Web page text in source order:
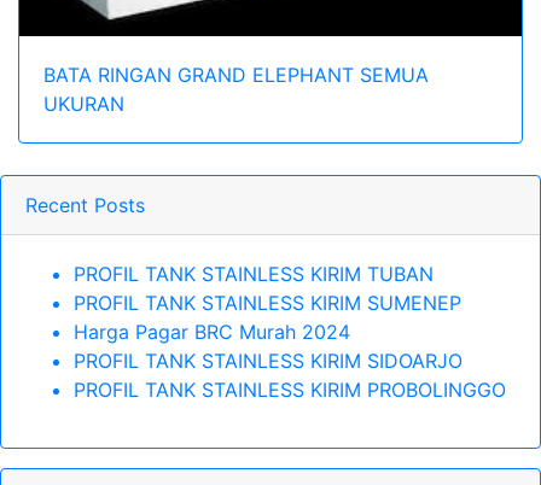
BATA RINGAN GRAND ELEPHANT SEMUA
UKURAN
Recent Posts
PROFIL TANK STAINLESS KIRIM TUBAN
PROFIL TANK STAINLESS KIRIM SUMENEP
Harga Pagar BRC Murah 2024
PROFIL TANK STAINLESS KIRIM SIDOARJO
PROFIL TANK STAINLESS KIRIM PROBOLINGGO